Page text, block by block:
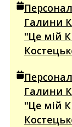
Галини
"Це мій
Галини
"Це мій